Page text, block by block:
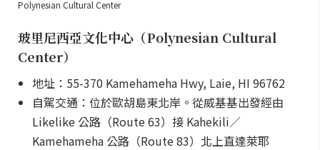
Polynesian Cultural Center
玻里尼西亞文化中心（Polynesian Cultural
Center）
地址：55-370 Kamehameha Hwy, Laie, HI 96762
自駕交通：位於歐胡島東北岸。從威基基出發經由
Likelike 公路（Route 63）接 Kahekili／
Kamehameha 公路（Route 83）北上直達萊耶